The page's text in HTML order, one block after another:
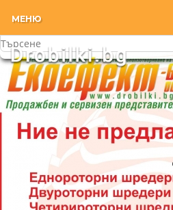
МЕНЮ